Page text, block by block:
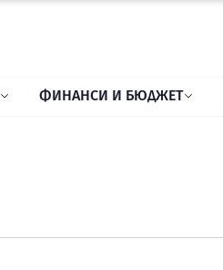
ФИНАНСИ И БЮДЖЕТ